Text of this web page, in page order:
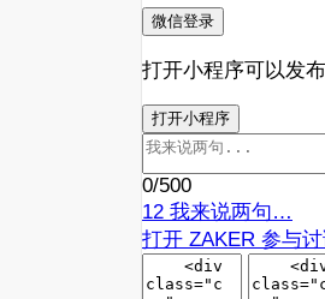
微信登录
打开小程序可以发
打开小程序
0/500
12 我来说两句…
打开 ZAKER 参与